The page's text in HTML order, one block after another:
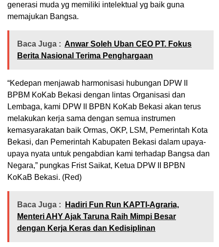
generasi muda yg memiliki intelektual yg baik guna
memajukan Bangsa.
Baca Juga : Anwar Soleh Uban CEO PT. Fokus
Berita Nasional Terima Penghargaan
“Kedepan menjawab harmonisasi hubungan DPW II
BPBM KoKab Bekasi dengan lintas Organisasi dan
Lembaga, kami DPW II BPBN KoKab Bekasi akan terus
melakukan kerja sama dengan semua instrumen
kemasyarakatan baik Ormas, OKP, LSM, Pemerintah Kota
Bekasi, dan Pemerintah Kabupaten Bekasi dalam upaya-
upaya nyata untuk pengabdian kami terhadap Bangsa dan
Negara,” pungkas Frist Saikat, Ketua DPW II BPBN
KoKaB Bekasi. (Red)
Baca Juga :
Hadiri Fun Run KAPTI-Agraria,
Menteri AHY Ajak Taruna Raih Mimpi Besar
dengan Kerja Keras dan Kedisiplinan